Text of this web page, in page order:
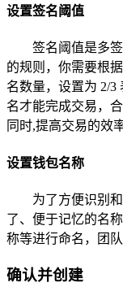
设置签名阈值
签名阈值是多
的规则，你需要根
名数量，设置为 2/3
名才能完成交易，
同时,提高交易的效率
设置钱包名称
为了方便识别
了、便于记忆的名
称等进行命名，团
确认并创建